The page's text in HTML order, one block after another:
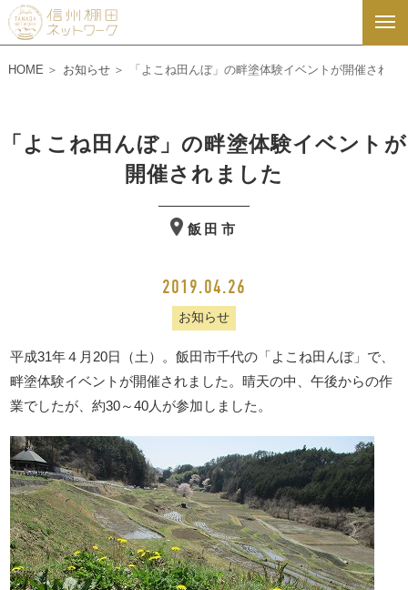
HOME お知らせ 「よこね田んぼ」の畔塗体験イベントが開催されま
「よこね田んぼ」の畔塗体験イベントが
開催されました
飯田市
2019.04.26
お知らせ
平成31年４月20日（土）。飯田市千代の「よこね田んぼ」で、
畔塗体験イベントが開催されました。晴天の中、午後からの作
業でしたが、約30～40人が参加しました。